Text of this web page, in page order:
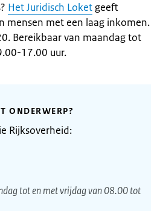
Het Juridisch Loket geeft
mensen met een laag inkomen.
Bereikbaar van maandag tot
17.00 uur.
ONDERWERP?
Rijksoverheid:
tot en met vrijdag van 08.00 tot